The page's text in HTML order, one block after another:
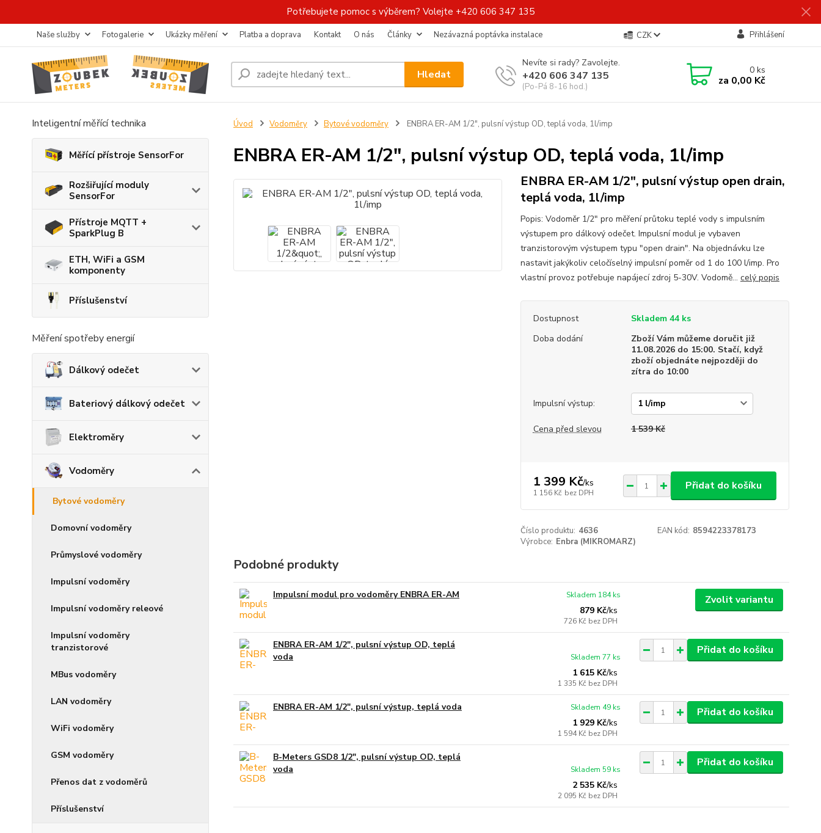
Potřebujete pomoc s výběrem? Volejte +420 606 347 135
Naše služby Fotogalerie Ukázky měření Platba a doprava Kontakt O nás Články Nezávazná poptávka instalace CZK Přihlášení
Hledat
Nevíte si rady? Zavolejte.
+420 606 347 135
(Po-Pá 8-16 hod.)
0ks
za 0,00 Kč
Inteligentní měřící technika
Měřící přístroje SensorFor
Rozšiřující moduly
SensorFor
Přístroje MQTT +
SparkPlug B
ETH, WiFi a GSM
komponenty
Příslušenství
Měření spotřeby energií
Dálkový odečet
Bateriový dálkový odečet
Elektroměry
Vodoměry
Bytové vodoměry
Domovní vodoměry
Průmyslové vodoměry
Impulsní vodoměry
Impulsní vodoměry releové
Impulsní vodoměry
tranzistorové
MBus vodoměry
LAN vodoměry
WiFi vodoměry
GSM vodoměry
Přenos dat z vodoměrů
Příslušenství
Úvod Vodoměry Bytové vodoměry ENBRA ER-AM 1/2", pulsní výstup OD, teplá voda, 1l/imp
ENBRA ER-AM 1/2", pulsní výstup OD, teplá voda, 1l/imp
ENBRA ER-AM 1/2", pulsní výstup open drain,
teplá voda, 1l/imp
Popis: Vodoměr 1/2" pro měření průtoku teplé vody s impulsním
výstupem pro dálkový odečet. Impulsní modul je vybaven
tranzistorovým výstupem typu "open drain". Na objednávku lze
nastavit jakýkoliv celočíselný impulsní poměr od 1 do 100 l/imp. Pro
vlastní provoz potřebuje napájecí zdroj 5-30V. Vodomě... celý popis
Dostupnost
Skladem 44 ks
Doba dodání
Zboží Vám můžeme doručit již
11.08.2026 do 15:00. Stačí, když
zboží objednáte nejpozději do
zítra do 10:00
Impulsní výstup:
Cena před slevou 1 539 Kč
1 399 Kč/ks
1 156 Kč bez DPH
Přidat do košíku
Číslo produktu: 4636 EAN kód: 8594223378173
Výrobce: Enbra (MIKROMARZ)
Podobné produkty
Impulsní modul pro vodoměry ENBRA ER-AM
879 Kč/ks
726 Kč bez DPH
Skladem 184 ks Zvolit variantu
ENBRA ER-AM 1/2", pulsní výstup OD, teplá
voda
1 615 Kč/ks
1 335 Kč bez DPH
Skladem 77 ks
Přidat do košíku
ENBRA ER-AM 1/2", pulsní výstup, teplá voda
1 929 Kč/ks
1 594 Kč bez DPH
Skladem 49 ks Přidat do košíku
B-Meters GSD8 1/2", pulsní výstup OD, teplá
voda
2 535 Kč/ks
2 095 Kč bez DPH
Skladem 59 ks
Přidat do košíku